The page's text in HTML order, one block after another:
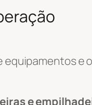
equipamentos e
e